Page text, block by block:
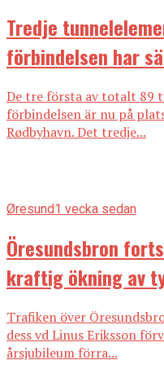
Tredje
förbindelsen har
De tre första av totalt 89
förbindelsen är nu på
Rødbyhavn. Det tredje...
Øresund1 vecka sedan
Öresundsbron
kraftig ökning av
Trafiken över
dess vd Linus Eriksson
årsjubileum förra...